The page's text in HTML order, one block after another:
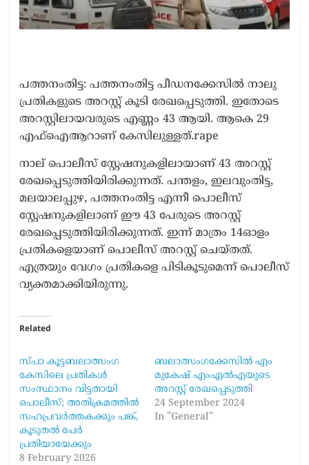
പത്തനംതിട്ട: പത്തനംതിട്ട പീഡനക്കേസിൽ നാലു
പ്രതികളുടെ അറസ്റ്റ് കൂടി രേഖപ്പെടുത്തി. ഇതോടെ
അറസ്റ്റിലായവരുടെ എണ്ണം 43 ആയി. ആകെ 29
എഫ്ഐആറാണ് കേസിലുള്ളത്.rape
നാല് പൊലീസ് സ്റ്റേഷനുകളിലായാണ് 43 അറസ്റ്റ്
രേഖപ്പെടുത്തിയിരിക്കുന്നത്. പന്തളം, ഇലവുംതിട്ട,
മലയാലപ്പുഴ, പത്തനംതിട്ട എന്നീ പൊലീസ്
സ്റ്റേഷനുകളിലാണ് ഈ 43 പേരുടെ അറസ്റ്റ്
രേഖപ്പെടുത്തിയിരിക്കുന്നത്. ഇന്ന് മാത്രം 14ഓളം
പ്രതികളെയാണ് പൊലീസ് അറസ്റ്റ് ചെയ്തത്.
എത്രയും വേഗം പ്രതികളെ പിടികൂടുമെന്ന് പൊലീസ്
വ്യക്തമാക്കിയിരുന്നു.
Related
സ്പാ കൂട്ടബലാത്സംഗ
കേസിലെ പ്രതികൾ
സംസ്ഥാനം വിട്ടതായി
പൊലീസ്; അതിക്രമത്തിൽ
സഹപ്രവർത്തകക്കും പങ്ക്,
കൂടുതൽ പേർ
പ്രതിയായേക്കും
8 February 2026
ബലാത്സംഗക്കേസില്‍ എം
മുകേഷ് എംഎല്‍എയുടെ
അറസ്റ്റ് രേഖപ്പെടുത്തി
24 September 2024
In "General"